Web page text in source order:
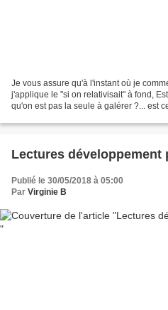
Je vous assure qu'à l'instant où je
j'applique le "si on relativisait" à fond,
qu'on est pas la seule à galérer ?... est
Lectures développement
Publié le 30/05/2018 à 05:00
Par Virginie B